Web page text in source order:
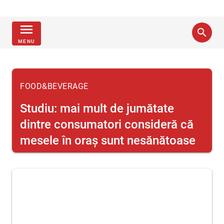
menu
MENU
search
FOOD&BEVERAGE
Studiu: mai mult de jumătate
dintre consumatori consideră că
mesele în oraș sunt nesănătoase